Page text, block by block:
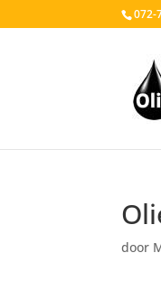
072-
door